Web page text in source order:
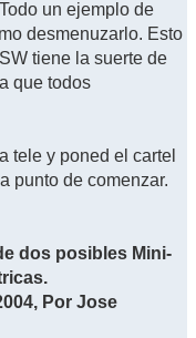
un ejemplo de
desmenuzarlo. Esto
tiene la suerte de
que todos
tele y poned el cartel
punto de comenzar.
dos posibles Mini-
Por Jose